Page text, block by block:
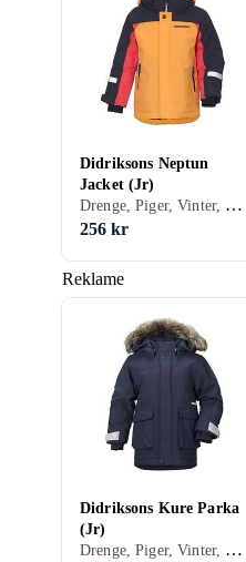
Reklame
Didriksons Neptun
Jacket (Jr)
Drenge, Piger, Vinter, Forår/efterår, Skijakke, 170, 176, 150, 152, 158, 160, 164, 122, 128, 130, 134, 140, 146, 74, 80, 86, 92, 98, 100, 104, 110, 116, 120
256 kr
Didriksons Kure Parka
(Jr)
Drenge, Piger, Vinter, Forår/efterår, Parka, 170, 176, 150, 158, 122, 128, 130, 134, 140, 80, 86, 90, 92, 98, 100, 104, 110, 116, 120